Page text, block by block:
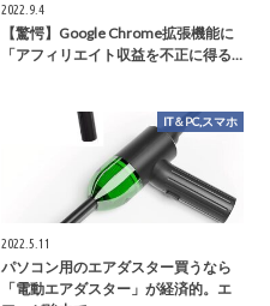
2022.9.4
【驚愕】Google Chrome拡張機能に
「アフィリエイト収益を不正に得る…
IT＆PC,スマホ
2022.5.11
パソコン用のエアダスター買うなら
「電動エアダスター」が経済的。エ